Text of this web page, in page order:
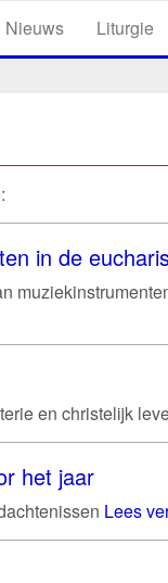
Nieuws Liturgie
in de
en christelijk
het jaar
Lees